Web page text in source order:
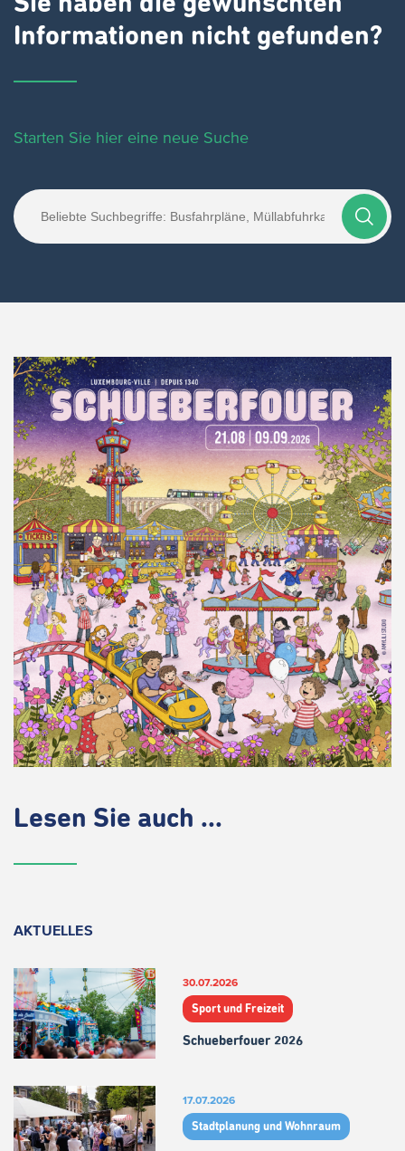
Informationen nicht gefunden?
Starten Sie hier eine neue Suche
Lesen Sie auch ...
AKTUELLES
30.07.2026
Sport und Freizeit
Schueberfouer 2026
17.07.2026
Stadtplanung und Wohnraum